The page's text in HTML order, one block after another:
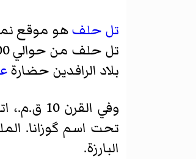
تل حلفهو موقع
تل حلف من حوالي 6100 إلى 5400 ق.م.، وهي الفترة الزمنية التي يشار إليها باسم
بلاد الرافدين حضارة
وفي القرن 10 ق.م.، اتخذ حكام المملكة الآرامية الصغيرة
تحت اسم گوزانا.
البارزة.